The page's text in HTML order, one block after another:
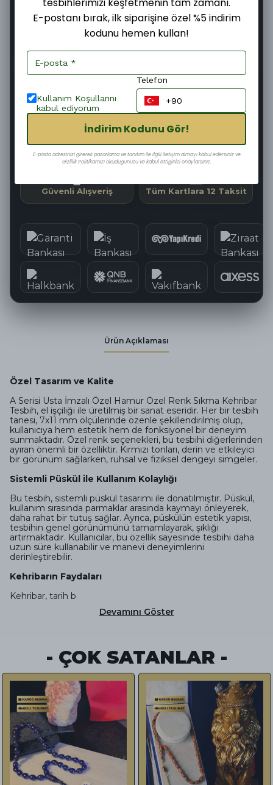
Şimdi
Sipariş ver
Bugün
08–10 Ağustos
Kargoya Teslim Edilmesine
Hızlı Kargo Kolay İade
Güvenli Alışveriş Tüm Kartlara 12 Taksit
Ürün Açıklaması
Özel Tasarım ve Kalite
A Serisi Usta İmzalı Özel Hamur Özel Renk Sıkma Kehribar
Tesbih, el işçiliği ile üretilmiş bir sanat eseridir. Her bir tesbih
tanesi, 7x11 mm ölçülerinde özenle şekillendirilmiş olup,
kullanıcıya hem estetik hem de fonksiyonel bir deneyim
sunmaktadır. Özel renk seçenekleri, bu tesbihi diğerlerinden
ayıran önemli bir özelliktir. Kırmızı tonları, derin ve etkileyici
bir görünüm sağlarken, ruhsal ve fiziksel dengeyi simgeler.
Sistemli Püskül ile Kullanım Kolaylığı
Bu tesbih, sistemli püskül tasarımı ile donatılmıştır. Püskül,
kullanım sırasında parmaklar arasında kaymayı önleyerek,
daha rahat bir tutuş sağlar. Ayrıca, püskülün estetik yapısı,
tesbihin genel görünümünü tamamlayarak, şıklığı
artırmaktadır. Kullanıcılar, bu özellik sayesinde tesbihi daha
uzun süre kullanabilir ve manevi deneyimlerini
derinleştirebilir.
Kehribarın Faydaları
Kehribar, tarih b
Devamını Göster
- ÇOK SATANLAR -
E-postanı bırak, ilk siparişine özel %5 indirim
kodunu hemen kullan!
Kullanım Koşullarını
kabul ediyorum
Telefon
İndirim Kodunu Gör!
E-posta adresinizi girerek pazarlama ve tanıtım ile ilgili iletişim almayı kabul edersiniz ve
Gizlilik Politikamızı okuduğunuzu ve kabul ettiğinizi onaylarsınız.